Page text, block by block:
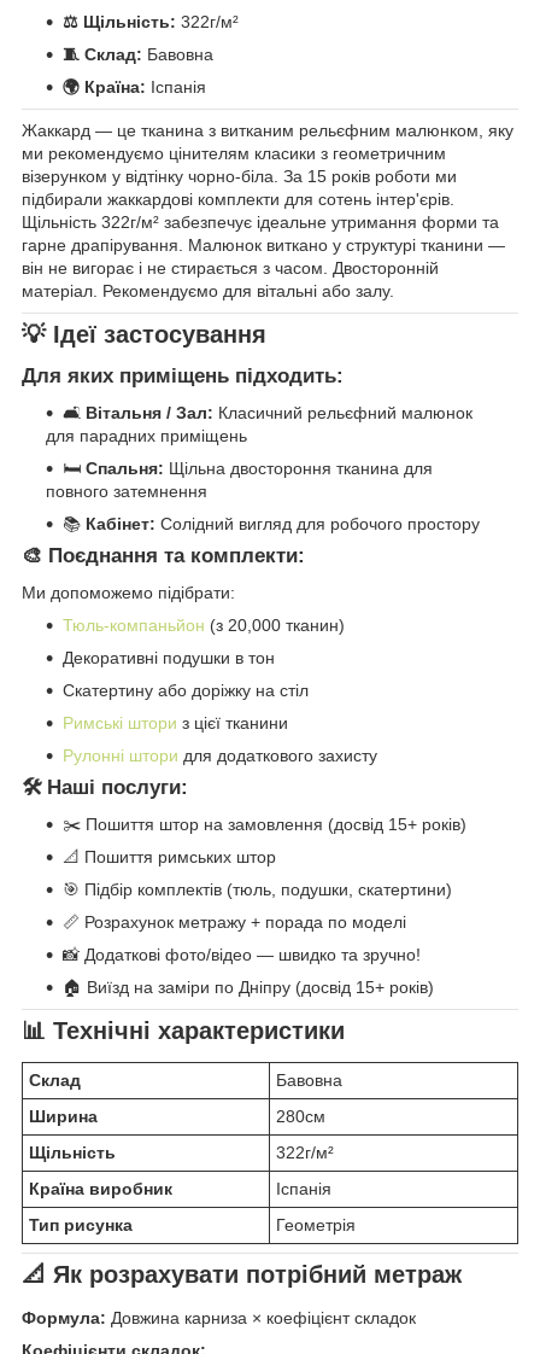
⚖️ Щільність: 322г/м²
🧵 Склад: Бавовна
🌍 Країна: Іспанія
Жаккард — це тканина з витканим рельєфним малюнком, яку
ми рекомендуємо цінителям класики з геометричним
візерунком у відтінку чорно-біла. За 15 років роботи ми
підбирали жаккардові комплекти для сотень інтер'єрів.
Щільність 322г/м² забезпечує ідеальне утримання форми та
гарне драпірування. Малюнок виткано у структурі тканини —
він не вигорає і не стирається з часом. Двосторонній
матеріал. Рекомендуємо для вітальні або залу.
💡 Ідеї застосування
Для яких приміщень підходить:
🛋️ Вітальня / Зал: Класичний рельєфний малюнок
для парадних приміщень
🛏️ Спальня: Щільна двостороння тканина для
повного затемнення
📚 Кабінет: Солідний вигляд для робочого простору
🎨 Поєднання та комплекти:
Ми допоможемо підібрати:
Тюль-компаньйон (з 20,000 тканин)
Декоративні подушки в тон
Скатертину або доріжку на стіл
Римські штори з цієї тканини
Рулонні штори для додаткового захисту
🛠️ Наші послуги:
✂️ Пошиття штор на замовлення (досвід 15+ років)
📐 Пошиття римських штор
🎯 Підбір комплектів (тюль, подушки, скатертини)
📏 Розрахунок метражу + порада по моделі
📸 Додаткові фото/відео — швидко та зручно!
🏠 Виїзд на заміри по Дніпру (досвід 15+ років)
📊 Технічні характеристики
Склад
Бавовна
Ширина
280см
Щільність
322г/м²
Країна виробник
Іспанія
Тип рисунка
Геометрія
📐 Як розрахувати потрібний метраж
Формула: Довжина карниза × коефіцієнт складок